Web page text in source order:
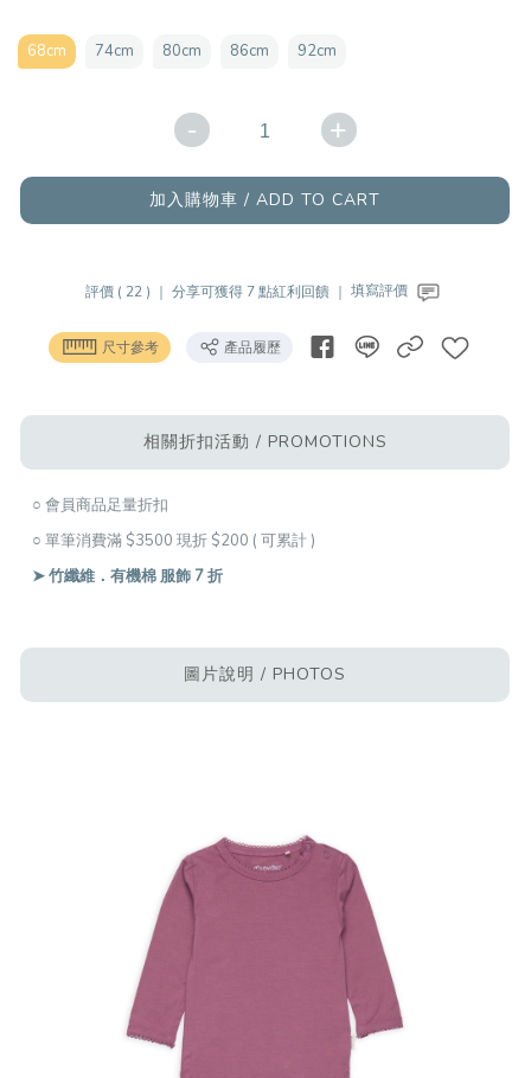
68cm 74cm 80cm 86cm 92cm
- +
加入購物車 / ADD TO CART
評價 ( 22 ) ｜分享可獲得 7 點紅利回饋 ｜填寫評價
尺寸參考 產品履歷
相關折扣活動 / PROMOTIONS
○ 會員商品足量折扣
○ 單筆消費滿 $3500 現折 $200 ( 可累計 )
➤ 竹纖維．有機棉 服飾 7 折
圖片說明 / PHOTOS